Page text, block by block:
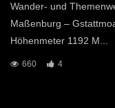
Wander- und
Maßenburg –
Höhenmeter 1192 M...
660 4